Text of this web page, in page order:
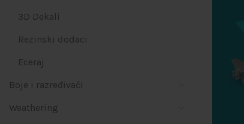
3D Dekali
Rezinski dodaci
Eceraj
Boje i razređivači
Weathering